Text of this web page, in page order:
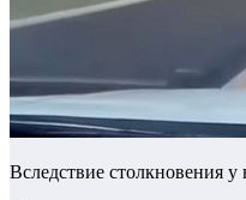
Вследствие столкновения